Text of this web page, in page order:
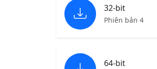
32-bit
Phiên bản 4
64-bit